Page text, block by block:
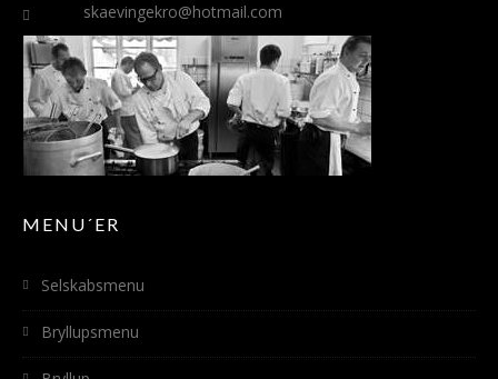
skaevingekro@hotmail.com
MENU´ER
Selskabsmenu
Bryllupsmenu